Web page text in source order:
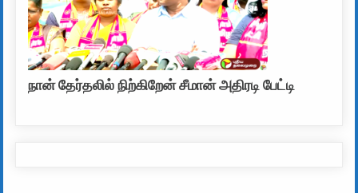
நான் தேர்தலில் நிற்கிறேன் சீமான் அதிரடி பேட்டி